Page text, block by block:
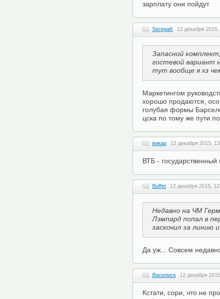
зарплату они пойдут
SeregaK 12 декабря
Запасной
гостевой вариант
тут вообще я хз
Маркетингом
хорошо продаются,
голубая формы
цска по тому же пути
викар 12 декабря 2015,
ВТБ - государственный
Buffet 12 декабря 2015,
Недавно на ЧМ
Лэмпард попал в
заскочил за линию
Да уж... Совсем
Василиск 12 декабря
Кстати, сори, что не